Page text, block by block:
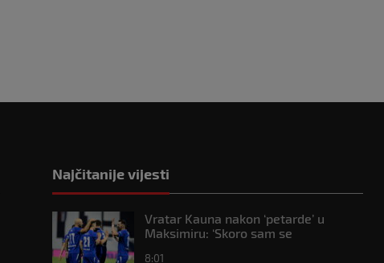
Najčitanije vijesti
Vratar Kauna nakon ‘petarde’ u
Maksimiru: ‘Skoro sam se
8:01